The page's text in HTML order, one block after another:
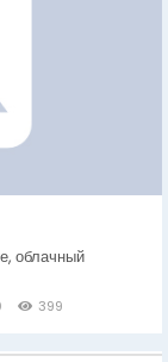
облачный
399